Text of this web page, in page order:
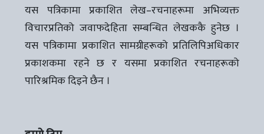
यस पत्रिकामा प्रकाशित लेख–रचनाहरूमा अभिव्यक्त
विचारप्रतिको जवाफदेहिता सम्बन्धित लेखककै हुनेछ ।
यस पत्रिकामा प्रकाशित सामग्रीहरूको प्रतिलिपिअधिकार
प्रकाशकमा रहने छ र यसमा प्रकाशित रचनाहरूको
पारिश्रमिक दिइने छैन ।